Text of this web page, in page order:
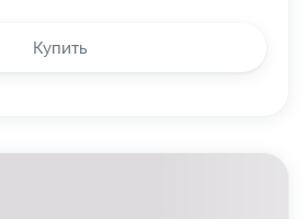
Купить